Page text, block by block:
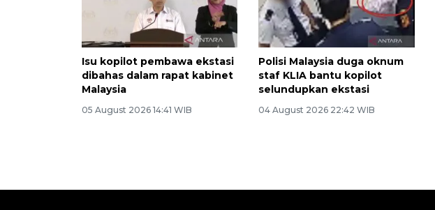
Isu kopilot pembawa ekstasi
dibahas dalam rapat kabinet
Malaysia
05 August 2026 14:41 WIB
Polisi Malaysia duga oknum
staf KLIA bantu kopilot
selundupkan ekstasi
04 August 2026 22:42 WIB